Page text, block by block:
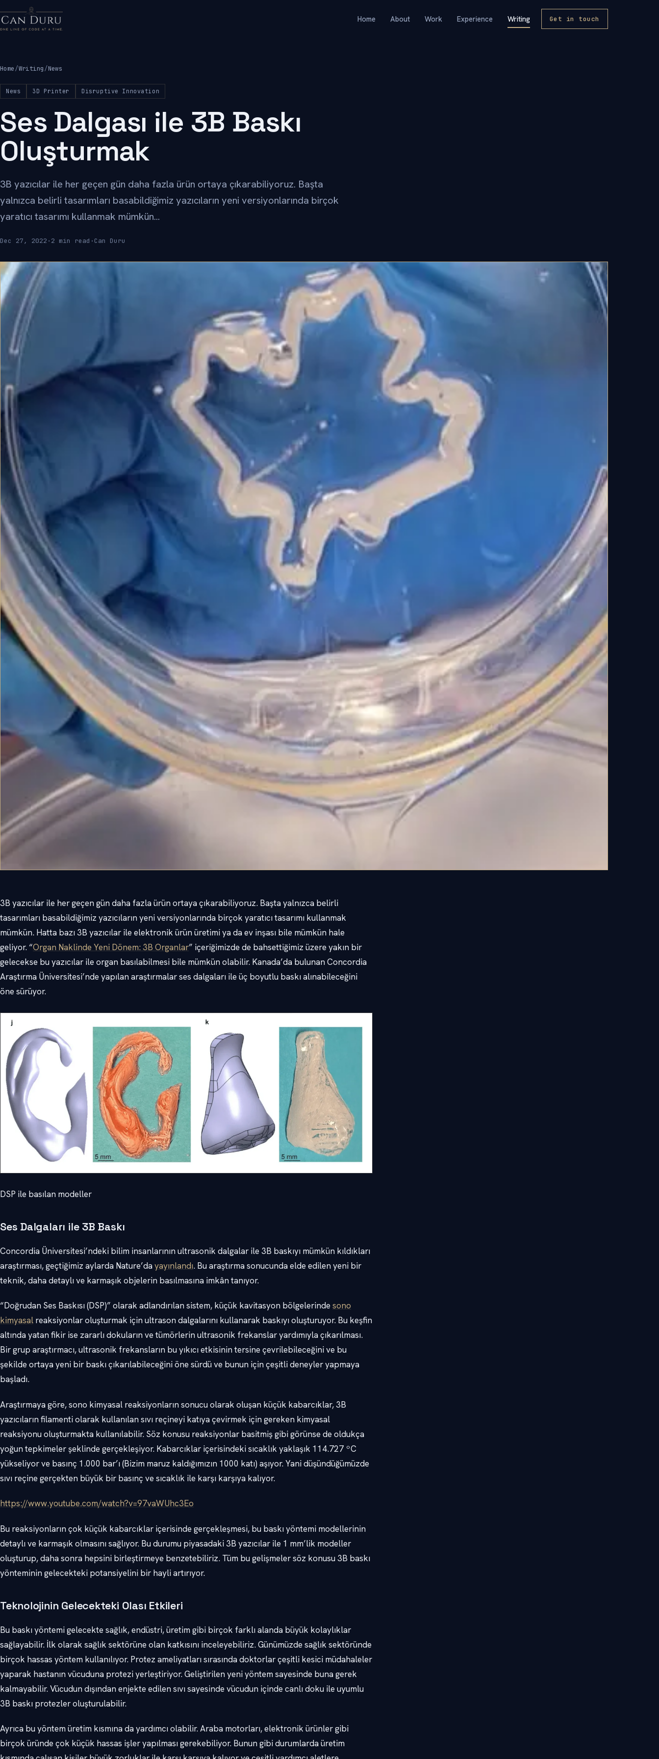
Home About Work Experience Writing Get in touch
Home/Writing/News
News 3D Printer Disruptive Innovation
Ses Dalgası ile 3B Baskı
Oluşturmak
3B yazıcılar ile her geçen gün daha fazla ürün ortaya çıkarabiliyoruz. Başta
yalnızca belirli tasarımları basabildiğimiz yazıcıların yeni versiyonlarında birçok
yaratıcı tasarımı kullanmak mümkün...
Dec 27, 2022 · 2 min read · Can Duru
3B yazıcılar ile her geçen gün daha fazla ürün ortaya çıkarabiliyoruz. Başta yalnızca belirli
tasarımları basabildiğimiz yazıcıların yeni versiyonlarında birçok yaratıcı tasarımı kullanmak
mümkün. Hatta bazı 3B yazıcılar ile elektronik ürün üretimi ya da ev inşası bile mümkün hale
geliyor. “Organ Naklinde Yeni Dönem: 3B Organlar” içeriğimizde de bahsettiğimiz üzere yakın bir
gelecekse bu yazıcılar ile organ basılabilmesi bile mümkün olabilir. Kanada’da bulunan Concordia
Araştırma Üniversitesi’nde yapılan araştırmalar ses dalgaları ile üç boyutlu baskı alınabileceğini
öne sürüyor.
DSP ile basılan modeller
Ses Dalgaları ile 3B Baskı
Concordia Üniversitesi’ndeki bilim insanlarının ultrasonik dalgalar ile 3B baskıyı mümkün kıldıkları
araştırması, geçtiğimiz aylarda Nature’dayayınlandı. Bu araştırma sonucunda elde edilen yeni bir
teknik, daha detaylı ve karmaşık objelerin basılmasına imkân tanıyor.
“Doğrudan Ses Baskısı (DSP)” olarak adlandırılan sistem, küçük kavitasyon bölgelerindesono
kimyasal reaksiyonlar oluşturmak için ultrason dalgalarını kullanarak baskıyı oluşturuyor. Bu keşfin
altında yatan fikir ise zararlı dokuların ve tümörlerin ultrasonik frekanslar yardımıyla çıkarılması.
Bir grup araştırmacı, ultrasonik frekansların bu yıkıcı etkisinin tersine çevrilebileceğini ve bu
şekilde ortaya yeni bir baskı çıkarılabileceğini öne sürdü ve bunun için çeşitli deneyler yapmaya
başladı.
Araştırmaya göre, sono kimyasal reaksiyonların sonucu olarak oluşan küçük kabarcıklar, 3B
yazıcıların filamenti olarak kullanılan sıvı reçineyi katıya çevirmek için gereken kimyasal
reaksiyonu oluşturmakta kullanılabilir. Söz konusu reaksiyonlar basitmiş gibi görünse de oldukça
yoğun tepkimeler şeklinde gerçekleşiyor. Kabarcıklar içerisindeki sıcaklık yaklaşık 114.727 ºC
yükseliyor ve basınç 1.000 bar’ı (Bizim maruz kaldığımızın 1000 katı) aşıyor. Yani düşündüğümüzde
sıvı reçine gerçekten büyük bir basınç ve sıcaklık ile karşı karşıya kalıyor.
https://www.youtube.com/watch?v=97vaWUhc3Eo
Bu reaksiyonların çok küçük kabarcıklar içerisinde gerçekleşmesi, bu baskı yöntemi modellerinin
detaylı ve karmaşık olmasını sağlıyor. Bu durumu piyasadaki 3B yazıcılar ile 1 mm’lik modeller
oluşturup, daha sonra hepsini birleştirmeye benzetebiliriz. Tüm bu gelişmeler söz konusu 3B baskı
yönteminin gelecekteki potansiyelini bir hayli artırıyor.
Teknolojinin Gelecekteki Olası Etkileri
Bu baskı yöntemi gelecekte sağlık, endüstri, üretim gibi birçok farklı alanda büyük kolaylıklar
sağlayabilir. İlk olarak sağlık sektörüne olan katkısını inceleyebiliriz. Günümüzde sağlık sektöründe
birçok hassas yöntem kullanılıyor. Protez ameliyatları sırasında doktorlar çeşitli kesici müdahaleler
yaparak hastanın vücuduna protezi yerleştiriyor. Geliştirilen yeni yöntem sayesinde buna gerek
kalmayabilir. Vücudun dışından enjekte edilen sıvı sayesinde vücudun içinde canlı doku ile uyumlu
3B baskı protezler oluşturulabilir.
Ayrıca bu yöntem üretim kısmına da yardımcı olabilir. Araba motorları, elektronik ürünler gibi
birçok üründe çok küçük hassas işler yapılması gerekebiliyor. Bunun gibi durumlarda üretim